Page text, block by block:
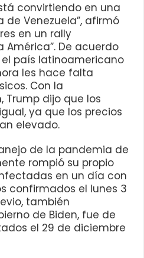
convirtiendo en una
Venezuela”, afirmó
en un rally
América”. De acuerdo
país latinoamericano
les hace falta
Con la
Trump dijo que los
ya que los precios
elevado.
de la pandemia de
rompió su propio
en un día con
confirmados el lunes 3
también
de Biden, fue de
el 29 de diciembre